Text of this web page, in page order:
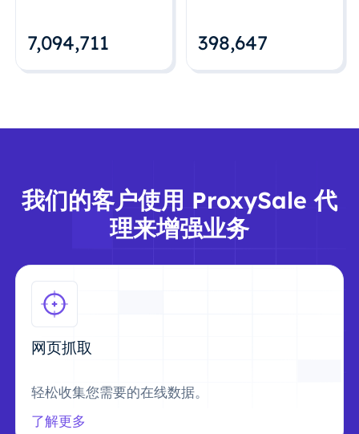
7,094,712 398,648
我们的客户使用 ProxySale 代
理来增强业务
网页抓取
轻松收集您需要的在线数据。
了解更多